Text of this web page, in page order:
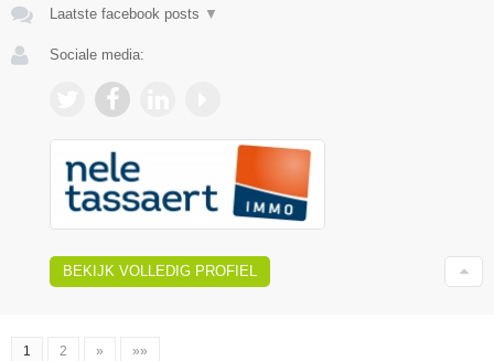
Laatste facebook posts ▼
Sociale media:
BEKIJK VOLLEDIG PROFIEL
1 2 » »»